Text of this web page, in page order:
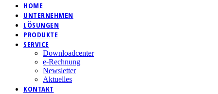
HOME
UNTERNEHMEN
LÖSUNGEN
PRODUKTE
SERVICE
Downloadcenter
e-Rechnung
Newsletter
Aktuelles
KONTAKT